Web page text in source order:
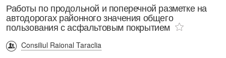
Работы по продольной и поперечной разметке на
автодорогах районного значения общего
пользования с асфальтовым покрытием
Consiliul Raional Taraclia